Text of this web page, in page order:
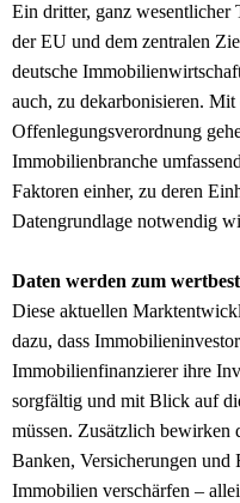
Ein dritter, ganz wesentlicher
der EU und dem zentralen
deutsche
auch, zu dekarbonisieren.
Offenlegungsverordnung
Immobilienbranche
Faktoren einher, zu deren
Datengrundlage notwendig
Daten werden zum
Diese aktuellen
dazu, dass
Immobilienfinanzierer ihre
sorgfältig und mit Blick auf
müssen. Zusätzlich bewirken
Banken, Versicherungen
Immobilien verschärfen –